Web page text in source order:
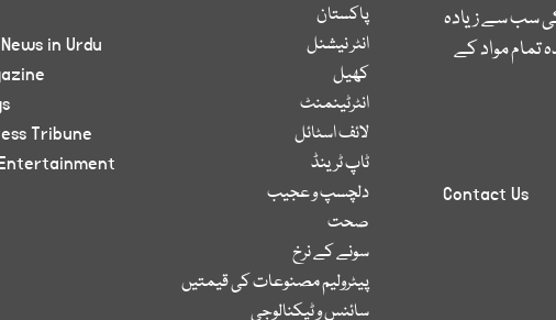
سب سے زیادہ
مواد کے
Contact Us
پاکستان
انٹر نیشنل
کھیل
انٹرٹینمنٹ
لائف اسٹائل
ٹاپ ٹرینڈ
دلچسپ و عجیب
صحت
سونے کے نرخ
پیٹرولیم مصنوعات کی قیمتیں
سائنس و ٹیکنالوجی
in Urdu
Tribune